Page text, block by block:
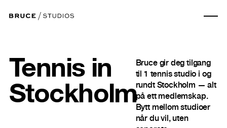
Tennisin
Stockholm
Bruce gir deg tilgang
til 1 tennisstudio i og
rundt Stockholm — alt
på ett medlemskap.
Bytt mellom studioer
når du vil, uten